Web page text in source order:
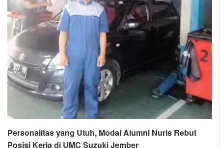
Personalitas yang Utuh, Modal Alumni Nuris Rebut
Posisi Kerja di UMC Suzuki Jember